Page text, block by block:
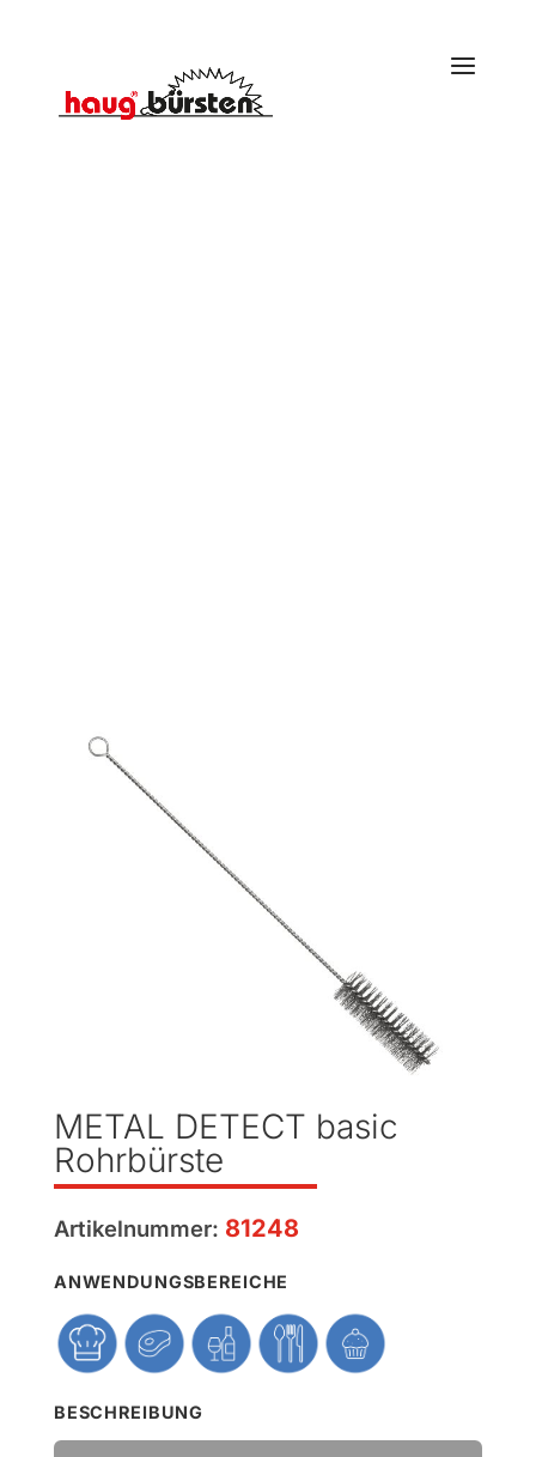
METAL DETECT basic
Rohrbürste
Artikelnummer: 81248
ANWENDUNGSBEREICHE
BESCHREIBUNG